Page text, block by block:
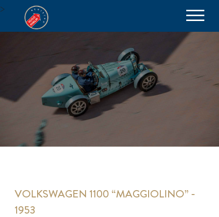
> be part of the excellence
VOLKSWAGEN 1100 “MAGGIOLINO” -
1953